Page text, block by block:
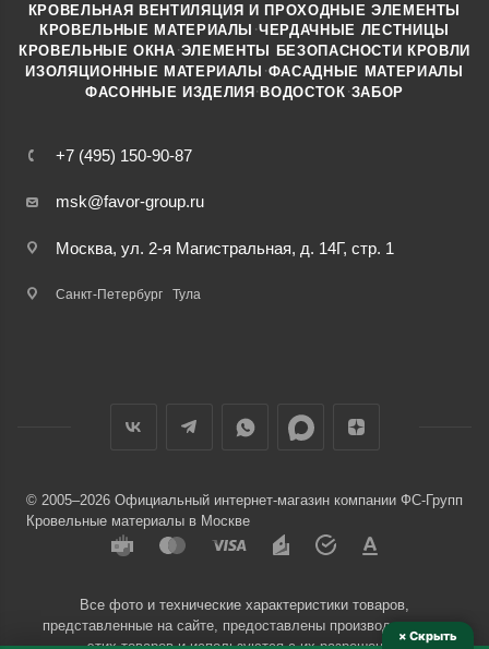
+7 (495) 150-90-87
msk@favor-group.ru
Москва, ул. 2-я Магистральная, д. 14Г, стр. 1
Санкт-Петербург Тула
КРОВЕЛЬНАЯ ВЕНТИЛЯЦИЯ И ПРОХОДНЫЕ ЭЛЕМЕНТЫ
КРОВЕЛЬНЫЕ МАТЕРИАЛЫ ·ЧЕРДАЧНЫЕ ЛЕСТНИЦЫ
КРОВЕЛЬНЫЕ ОКНА ·ЭЛЕМЕНТЫ БЕЗОПАСНОСТИ КРОВЛИ
ИЗОЛЯЦИОННЫЕ МАТЕРИАЛЫ ·ФАСАДНЫЕ МАТЕРИАЛЫ
ФАСОННЫЕ ИЗДЕЛИЯ·ВОДОСТОК ·ЗАБОР
© 2005–2026 Официальный интернет-магазин компании ФС-Групп
Кровельные материалы в Москве
Все фото и технические характеристики товаров,
представленные на сайте, предоставлены производителями
× Скрыть